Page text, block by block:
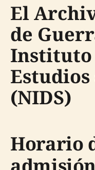
El
de
Instituto
Estudios
(NIDS)
Horario